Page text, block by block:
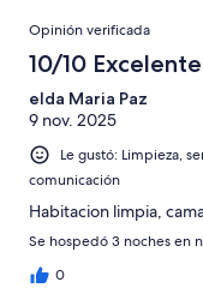
Opiniones
Opinión verificada
10/10 Excelente
elda Maria Paz
9 nov. 2025
Le gustó: Limpieza,
comunicación
Habitacion limpia,
Se hospedó 3 noches en
0